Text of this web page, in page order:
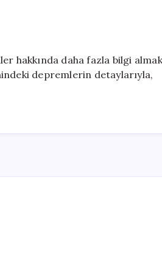
hakkında daha fazla bilgi almak
depremlerin detaylarıyla,